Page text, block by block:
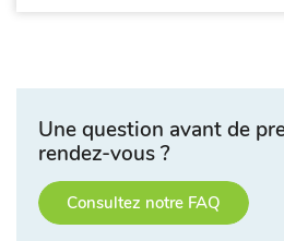
Une question avant de
rendez-vous ?
Consultez notre FAQ